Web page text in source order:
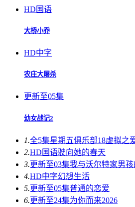
HD国语
大桥小乔
HD中字
农庄大屠杀
更新至05集
幼女战记2
1.全5集星期五俱乐部18虚拟之
2.HD国语驶向她的春天​
3.更新至03集我与沃尔特家男
4.HD中字幻想生活
5.更新至05集普通的恋爱
6.更新至24集为你而来2026